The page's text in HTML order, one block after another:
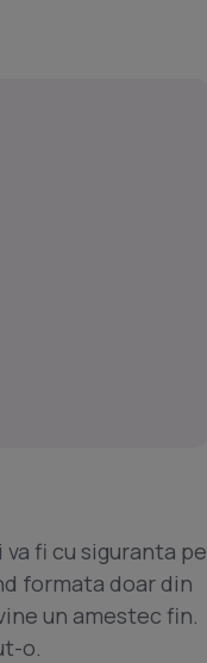
fi cu siguranta pe
formata doar din
un amestec fin.
o.